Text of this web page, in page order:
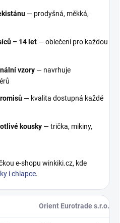
— prodyšná, měkká,
– 14 let — oblečení pro každou
vzory — navrhuje
— kvalita dostupná každé
kousky — trička, mikiny,
e-shopu winkiki.cz, kde
i chlapce.
Orient Eurotrade s.r.o.